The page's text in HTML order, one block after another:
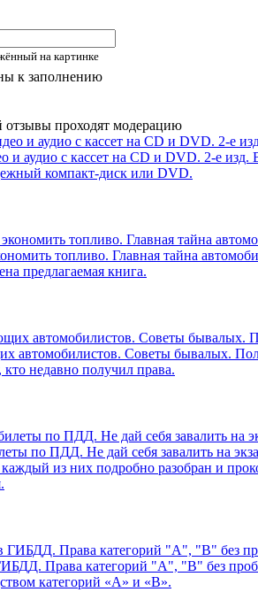
на картинке
к заполнению
отзывы проходят модерацию
и аудио с кассет на CD и DVD. 2-е изд.
компакт-диск или DVD.
топливо. Главная тайна
предлагаемая книга.
автомобилистов. Советы бывалых.
недавно получил права.
по ПДД. Не дай себя завалить на
из них подробно разобран и
Права категорий "А", "В" без
категорий «А» и «В».